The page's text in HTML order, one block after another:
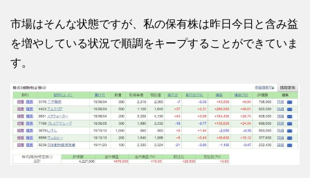
市場はそんな状態ですが、私の保有株は昨日今日と含み益
を増やしている状況で順調をキープすることができていま
す。